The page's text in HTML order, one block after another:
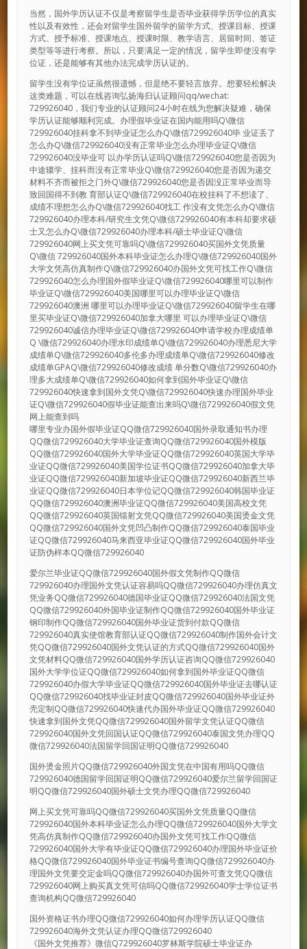
当然，国外学历认证不仅是考察留学生是否毕业获得学历学位的真实
性以及有效性，还会对留学生国外留学的留学方式、授课目标、授课
方式、授予标准、授课地点、授课时限、教学语言、居留时间、签证
类型等等进行考察。所以，只要满足一定的情况，留学生即使没有学
位证，还是能够有其他办法完成学历认证的。
留学生没有学位证虽然很遗憾，但是绝不要轻言放弃。想要轻松解决
这类难题，可以在线咨询弘扬海归认证顾问qq/wechat:
729926040，我们专业的认证顾问24小时在线为您解决疑难，确保
学历认证能够顺利完成。办理假毕业证在国内能用吗Q\微信
729926040挂科拿不到毕业证怎么办Q\微信729926040毕 业证丢了
怎么办Q\微信729926040没有正常毕业怎么办理毕业证Q\微信
729926040没毕业可 以办学历认证吗Q\微信729926040您是否因为
中途辍学、挂科而没有正常毕业Q\微信729926040您是否因为递交
材料不齐而被拒之门外Q\微信729926040您是否因没正常毕业而导
致回国得不到教 育部认证Q\微信729926040在校挂科了不想读了、
成绩不理想怎么办Q\微信729926040找工 作没有文凭怎么办Q\微信
729926040办理本科/研究生文凭Q\微信729926040有本科却要求硕
士又怎么办Q\微信729926040办理本科/硕士毕业证Q\微信
729926040网上买文凭可靠吗Q\微信729926040买国外文凭质量
Q\微信 729926040国外本科毕业证怎么办理Q\微信729926040国外
大学文凭高仿真制作Q\微信729926040办国外文凭可找工作Q\微信
729926040怎么办理国外假毕业证Q\微信729926040哪里可以制作
毕业证Q\微信729926040美国哪里可以办理毕业证Q\微信
729926040澳洲 哪里可以办理毕业证Q\微信729926040留学生在哪
里买毕业证Q\微信729926040加拿大哪里 可以办理毕业证Q\微信
729926040诚信办理毕业证Q\微信729926040申请学校办理成绩单
Q \微信729926040办理水印成绩单Q\微信729926040办理悉尼大学
成绩单Q\微信729926040多伦多办理成绩单Q\微信729926040修改
成绩单GPAQ\微信729926040修改成绩 单分数Q\微信729926040办
理多大成绩单Q\微信729926040如何拿到国外毕业证Q\微信
729926040快速拿到国外文凭Q\微信729926040快速办理国外毕业
证Q\微信729926040假毕业证能查出来吗Q\微信729926040假文凭
网上能查到吗
哪里专业办国外假毕业证QQ微信729926040国外录取通知书办理
QQ微信729926040大学毕业证查询QQ微信729926040国外模版
QQ微信729926040国外大学毕业证QQ微信729926040英国大学毕
业证QQ微信729926040美国学位证书QQ微信729926040加拿大毕
业证QQ微信729926040新加坡毕业证QQ微信729926040新西兰毕
业证QQ微信729926040日本学位记QQ微信729926040韩国毕业证
QQ微信729926040澳洲毕业证QQ微信729926040美国高校文凭
QQ微信729926040英国镭射文凭QQ微信729926040美国烫金文凭
QQ微信729926040国外文凭凹凸制作QQ微信729926040泰国毕业
证QQ微信729926040马来西亚毕业证QQ微信729926040国外毕业
证防伪样本QQ微信729926040
爱尔兰毕业证QQ微信729926040国外假文凭制作QQ微信
729926040办理国外文凭认证容易吗QQ微信729926040办理仿真文
凭业务QQ微信729926040德国毕业证QQ微信729926040法国文凭
QQ微信729926040外国毕业证制作QQ微信729926040国外毕业证
钢印制作QQ微信729926040国外毕业证货到付款QQ微信
729926040真实使馆教育部认证QQ微信729926040制作国外会计文
凭QQ微信729926040国外文凭认证的方式QQ微信729926040国外
文凭材料QQ微信729926040国外学历认证咨询QQ微信729926040
国外大学学位证QQ微信729926040如何拿到国外毕业证QQ微信
729926040办假大学毕业证QQ微信729926040国外毕业证去哪认证
QQ微信729926040找毕业证封皮QQ微信729926040国外毕业证外
壳定制QQ微信729926040快速代办国外毕业证QQ微信729926040
快速拿到国外文凭QQ微信729926040国外留学文凭认证QQ微信
729926040国外文凭回国认证QQ微信729926040泰国文凭办理QQ
微信729926040法国留学回国证明QQ微信729926040
国外烫金照片QQ微信729926040外国文凭在中国有用吗QQ微信
729926040德国留学回国证明QQ微信729926040爱尔兰留学回国证
明QQ微信729926040国外硕士文凭办理QQ微信729926040
网上买文凭可靠吗QQ微信729926040买国外文凭质量QQ微信
729926040国外本科毕业证怎么办理QQ微信729926040国外大学文
凭高仿真制作QQ微信729926040办国外文凭可找工作QQ微信
729926040国外大学有毕业证QQ微信729926040办理国外毕业证价
格QQ微信729926040国外毕业证书编号查询QQ微信729926040办
理国外文凭要交定金吗QQ微信729926040办国外可查文凭QQ微信
729926040网上购买真文凭可信吗QQ微信729926040学士学位证书
查询机构QQ微信729926040
国外资格证书办理QQ微信729926040如何办理学历认证QQ微信
729926040海外文凭认证办理QQ微信729926040
《国外文凭推荐》微信Q729926040罗林斯学院硕士毕业证办